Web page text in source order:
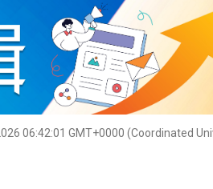
06:42:02 GMT+0000 (Coordinated
灼見活動 關於我們